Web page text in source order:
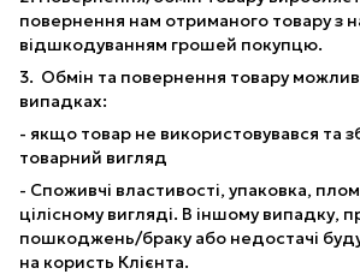
повернення нам отриманого товару з
відшкодуванням грошей покупцю.
3. Обмін та повернення товару
випадках:
- якщо товар не використовувався та
товарний вигляд
- Споживчі властивості, упаковка,
цілісному вигляді. В іншому випадку,
пошкоджень/браку або недостачі
на користь Клієнта.